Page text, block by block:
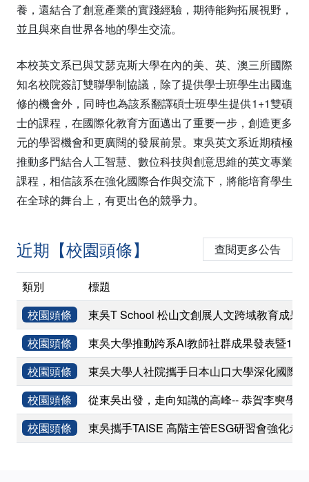
養，還結合了創意產業的實踐經驗，期待能夠拓展視野，
並且與來自世界各地的學生交流。
本校英文系已與艾瑟克斯大學在內的美、英、澳三所國際
知名校院簽訂雙聯學制協議，除了提供學士班學生出國進
修的機會外，同時也為該系翻譯碩士班學生提供1+1雙碩
士的課程，在國際化教育方面邁出了重要一步，創造更多
元的學習機會和更廣闊的發展前景。東吳英文系近期積極
推動多門結合人工智慧、數位科技與創意思維的英文專業
課程，相信該系在強化國際合作與交流下，將能培育學生
在全球的舞台上，有更出色的競爭力。
近期【校園頭條】 查閱更多公告
類別
標題
校園頭條
東吳T School 松山文創展人文跨域教育成果
校園頭條
東吳大學推動跨系AI教師社群成果發表暨
校園頭條
東吳大學人社院攜手日本山口大學深化國際
校園頭條
從東吳出發，走向知識的高峰-- 恭賀李奭學
校園頭條
東吳攜手TAISE 高階主管ESG研習會強化永